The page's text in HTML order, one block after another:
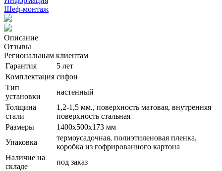
Шеф-монтаж
Описание
Отзывы
Региональным клиентам
Гарантия
5 лет
Комплектация сифон
Тип
установки
настенный
Толщина
стали
1,2-1,5 мм., поверхность матовая, внутренняя
поверхность стальная
Размеры
1400х500х173 мм
Упаковка
термоусадочная, полиэтиленовая пленка,
коробка из гофрированного картона
Наличие на
складе
под заказ